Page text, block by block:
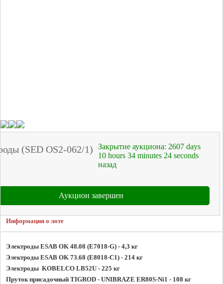
(SED OS2-062/1) Закрытие аукциона: 2607 days
10 hours 34 minutes 24 seconds
назад
Аукцион завершен
Информация о лоте
Электроды ESAB OK 48.08 (E7018-G) - 4,3 кг
Электроды  KOBELCO LB52U - 225 кг
Пруток присадочный TIGROD - UNIBRAZE ER80S-Ni1 - 108 кг